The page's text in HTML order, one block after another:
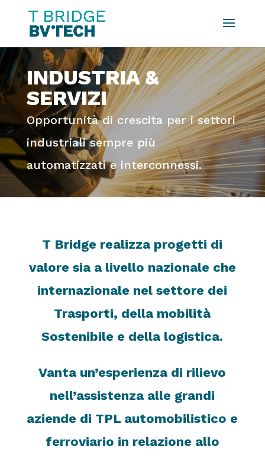
INDUSTRIA &
SERVIZI
Opportunità di crescita per i settori
industriali sempre più
automatizzati e interconnessi.
T Bridge realizza progetti di
valore sia a livello nazionale che
internazionale nel settore dei
Trasporti, della mobilità
Sostenibile e della logistica.
Vanta un’esperienza di rilievo
nell’assistenza alle grandi
aziende di TPL automobilistico e
ferroviario in relazione allo